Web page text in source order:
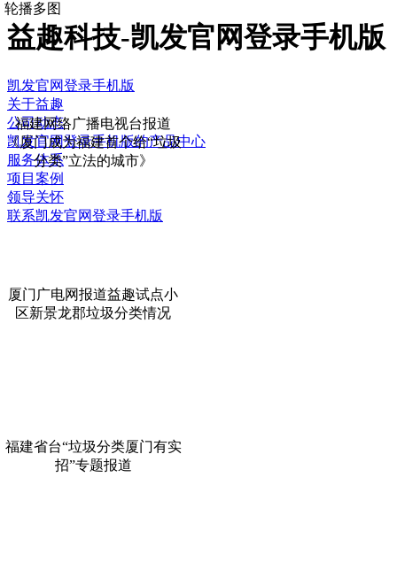
益趣科技-凯发官网登录手机版
凯发官网登录手机版
关于益趣
公司动态
凯发官网登录手机版的产品中心
服务体系
项目案例
领导关怀
联系凯发官网登录手机版
轮播多图
福建网络广播电视台报道
《厦门成为福建首个给“垃圾
分类”立法的城市》
厦门广电网报道益趣试点小
区新景龙郡垃圾分类情况
福建省台“垃圾分类厦门有实
招”专题报道